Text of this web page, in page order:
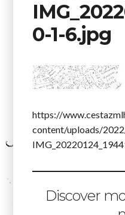
0-1-6.jpg
https://
content/uploads/
Discover